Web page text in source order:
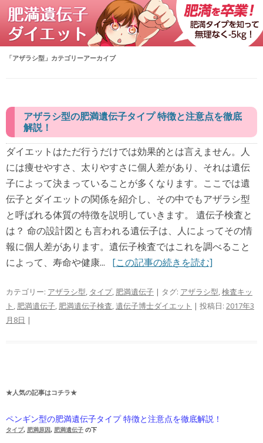
「アザラシ型 」カテゴリーアーカイブ
アザラシ型の肥満遺伝子タイプ 特徴と注意点を徹底
解説！
ダイエットはただ行うだけでは効果的とは言えません。人
には痩せやすさ、太りやすさに個人差があり、それは遺伝
子によって決まっていることが多くなります。ここでは遺
伝子とダイエットの関係を紹介し、その中でもアザラシ型
と呼ばれる体質の特徴を説明していきます。 遺伝子検査と
は？ 命の設計図とも言われる遺伝子は、人によってその情
報に個人差があります。遺伝子検査ではこれを調べること
によって、寿命や健康... [この記事の続きを読む]
カテゴリー: アザラシ型, タイプ, 肥満遺伝子 | タグ: アザラシ型,検査キッ
ト , 肥満遺伝子, 肥満遺伝子検査,遺伝子博士ダイエット | 投稿日: 2017年3
月8日 |
★人気の記事はコチラ★
ペンギン型の肥満遺伝子タイプ 特徴と注意点を徹底解説！
タイプ, 肥満原因, 肥満遺伝子 の下